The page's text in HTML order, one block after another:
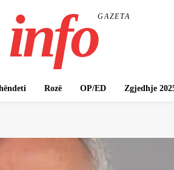
GAZETA
Rozë OP/ED Zgjedhje